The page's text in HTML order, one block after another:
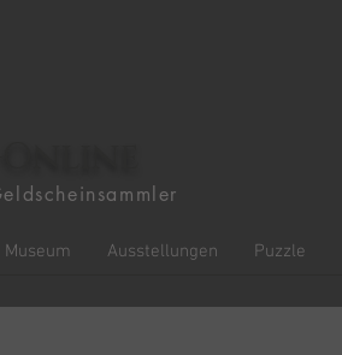
Museum Ausstellungen Puzzle